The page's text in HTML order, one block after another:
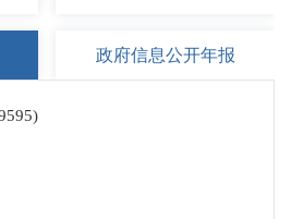
政府信息公开年报